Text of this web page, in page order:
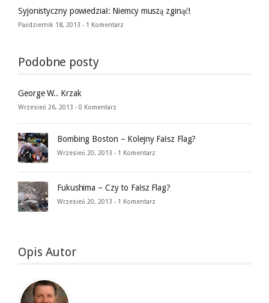
Syjonistyczny powiedział: Niemcy muszą zginąć!
Październik 18, 2013 - 1 Komentarz
Podobne posty
George W.. Krzak
Wrzesień 26, 2013 - 0 Komentarz
Bombing Boston – Kolejny Fałsz Flag?
Wrzesień 20, 2013 - 1 Komentarz
Fukushima – Czy to Fałsz Flag?
Wrzesień 20, 2013 - 1 Komentarz
Opis Autor